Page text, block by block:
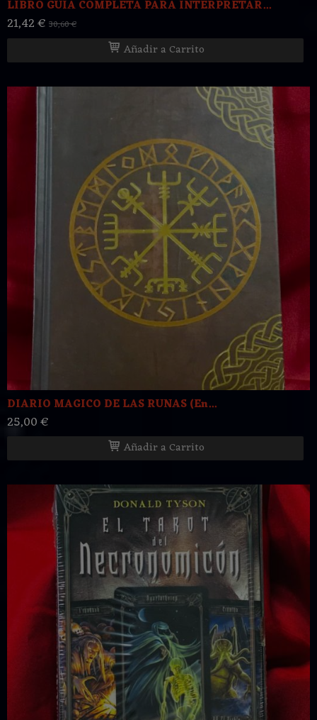
LIBRO GUIA COMPLETA PARA INTERPRETAR...
21,42 € 30,60 €
Añadir a Carrito
DIARIO MAGICO DE LAS RUNAS (En...
25,00 €
Añadir a Carrito